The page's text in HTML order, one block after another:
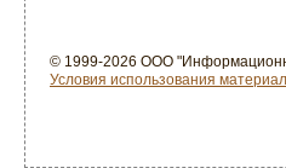
© 1999-2026 ООО
Условия использования